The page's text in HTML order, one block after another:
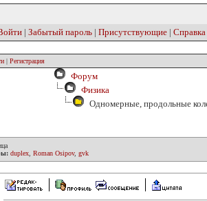
| Забытый пароль | Присутствующие | Справка
| Регистрация
Форум
Физика
Одномерные, продольные
duplex Roman Osipov, gvk